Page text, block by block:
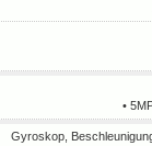
•
Gyroskop,